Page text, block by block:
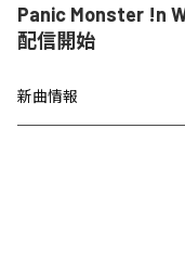
Panic Monster !n
配信開始
新曲情報